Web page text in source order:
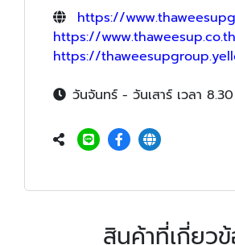
https://
https://www.thaweesup.co.th
https://
วันจันทร์ - วันเสาร์ เวลา
สินค้าที่เกี่ยว